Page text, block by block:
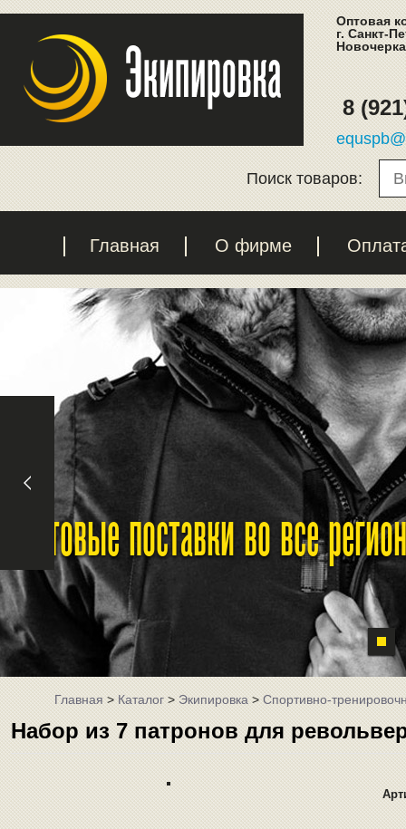
Оптовая
г. Санкт-
8
Поиск товаров:
Главная О фирме
Оптовые поставки во все
Главная>Каталог>Экипировка>Спортивно-
Набор из 7 патронов для